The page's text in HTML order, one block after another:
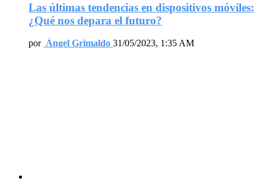
Las últimas tendencias en dispositivos móviles:
¿Qué nos depara el futuro?
por Ángel Grimaldo 31/05/2023, 1:35 AM